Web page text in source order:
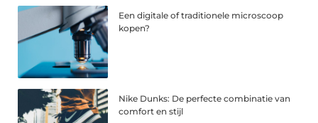
Een digitale of traditionele microscoop
kopen?
Nike Dunks: De perfecte combinatie van
comfort en stijl